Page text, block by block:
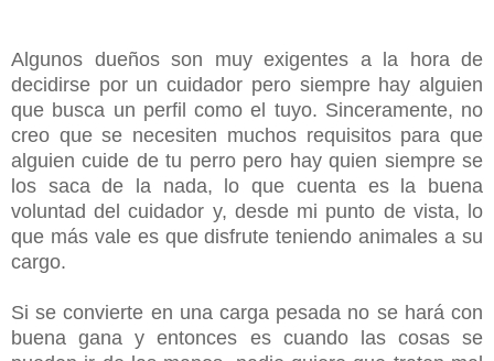
Algunos dueños son muy exigentes a la hora de
decidirse por un cuidador pero siempre hay alguien
que busca un perfil como el tuyo. Sinceramente, no
creo que se necesiten muchos requisitos para que
alguien cuide de tu perro pero hay quien siempre se
los saca de la nada, lo que cuenta es la buena
voluntad del cuidador y, desde mi punto de vista, lo
que más vale es que disfrute teniendo animales a su
cargo.
Si se convierte en una carga pesada no se hará con
buena gana y entonces es cuando las cosas se